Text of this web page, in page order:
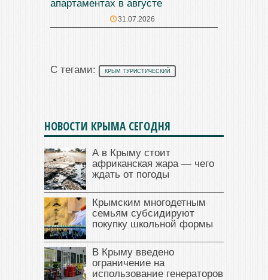
апартаментах в августе
31.07.2026
С тегами: КРЫМ ТУРИСТИЧЕСКИЙ
НОВОСТИ КРЫМА СЕГОДНЯ
А в Крыму стоит
африканская жара — чего
ждать от погоды
Крымским многодетным
семьям субсидируют
покупку школьной формы
В Крыму введено
ограничение на
использование генераторов